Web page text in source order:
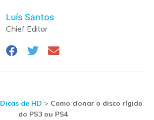
Luís Santos
Chief Editor
Dicas de HD > Como clonar o disco rígido
do PS3 ou PS4